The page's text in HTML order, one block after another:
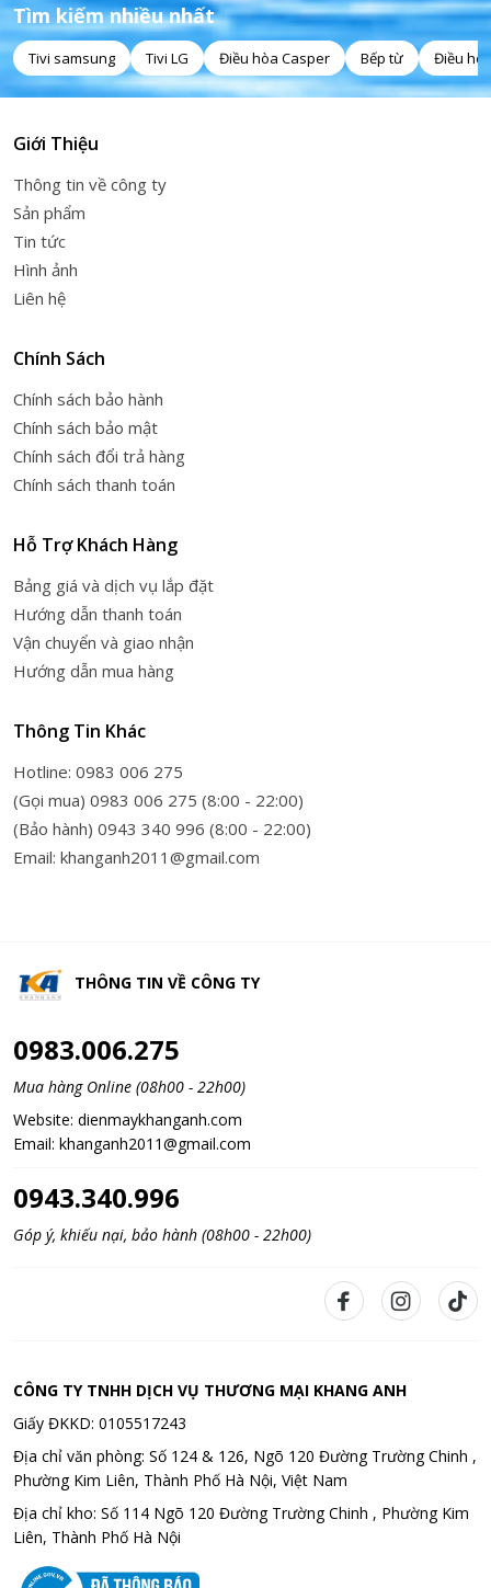
Tìm kiếm nhiều nhất
Tivi samsung Tivi LG Điều hòa Casper Bếp từ Điều
Giới Thiệu
Thông tin về công ty
Sản phẩm
Tin tức
Hình ảnh
Liên hệ
Chính Sách
Chính sách bảo hành
Chính sách bảo mật
Chính sách đổi trả hàng
Chính sách thanh toán
Hỗ Trợ Khách Hàng
Bảng giá và dịch vụ lắp đặt
Hướng dẫn thanh toán
Vận chuyển và giao nhận
Hướng dẫn mua hàng
Thông Tin Khác
Hotline: 0983 006 275
(Gọi mua) 0983 006 275 (8:00 - 22:00)
(Bảo hành) 0943 340 996 (8:00 - 22:00)
Email: khanganh2011@gmail.com
THÔNG TIN VỀ CÔNG TY
0983.006.275
Mua hàng Online (08h00 - 22h00)
Website: dienmaykhanganh.com
Email: khanganh2011@gmail.com
0943.340.996
Góp ý, khiếu nại, bảo hành (08h00 - 22h00)
CÔNG TY TNHH DỊCH VỤ THƯƠNG MẠI KHANG ANH
Giấy ĐKKD: 0105517243
Địa chỉ văn phòng: Số 124 & 126, Ngõ 120 Đường Trường Chinh ,
Phường Kim Liên, Thành Phố Hà Nội, Việt Nam
Địa chỉ kho: Số 114 Ngõ 120 Đường Trường Chinh , Phường Kim
Liên, Thành Phố Hà Nội